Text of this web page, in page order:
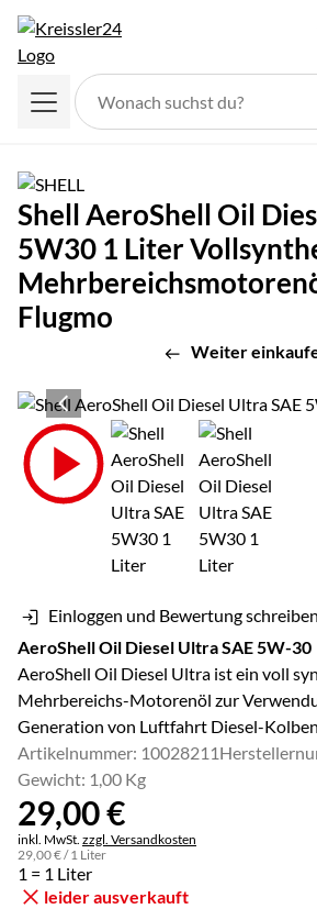
Shell AeroShell Oil
5W30 1 Liter
Flugmo
Weiter
Produktgalerie
Zur Kaufbox springen
Einloggen und Bewertung schreiben
AeroShell Oil Diesel Ultra SAE 5W-30
AeroShell Oil Diesel Ultra ist ein voll
Mehrbereichs-Motorenöl zur
Generation von Luftfahrt Diesel-
Artikelnummer: 10028211
Gewicht: 1,00 Kg
29,00€
Steuerhinweis:
inkl. MwSt. zzgl. Versandkosten
29,00€/ 1 Liter
1 = 1 Liter
leider ausverkauft